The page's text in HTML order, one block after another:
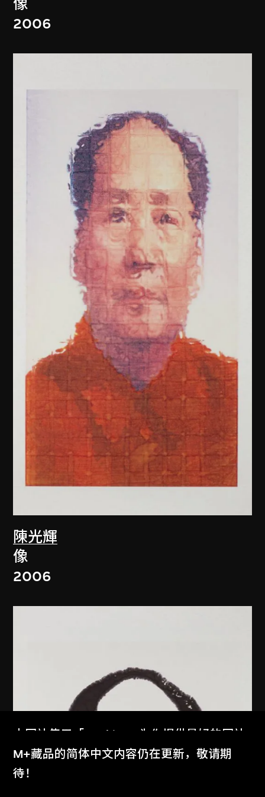
像
2006
陳光輝
像
2006
本网站使用「Cookies」为你提供最好的网站
体验。
了解更多
M+藏品的简体中文内容仍在更新，敬请期
待！